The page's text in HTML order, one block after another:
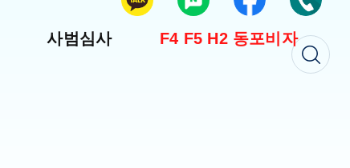
사범심사 F4 F5 H2 동포비자